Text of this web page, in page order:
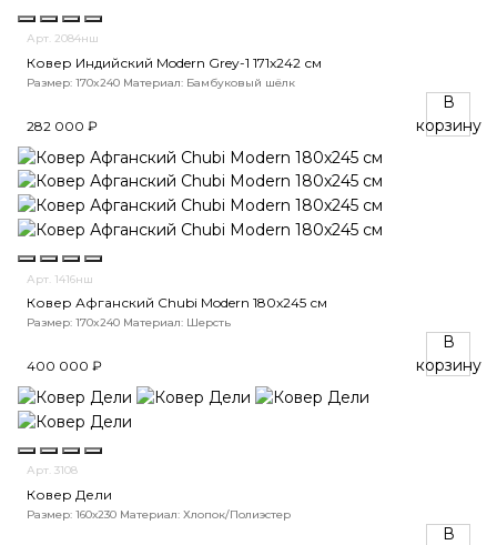
Арт. 2084нш
Ковер Индийский Modern Grey-1 171x242 см
Размер: 170x240 Материал: Бамбуковый шёлк
282 000 ₽
В
корзину
Арт. 1416нш
Ковер Афганский Chubi Modern 180x245 см
Размер: 170x240 Материал: Шерсть
400 000 ₽
В
корзину
Арт. 3108
Ковер Дели
Размер: 160х230 Материал: Хлопок/Полиэстер
В